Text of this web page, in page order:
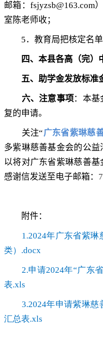
邮箱： fsjyzsb@163.com
室陈老师收；
5．教育局把核定名
四、本县各高（完）
五、助学金发放标准
六、注意事项：本
复的申请。
关注“广东省紫琳慈
多紫琳慈善基金会的公
以将对广东省紫琳慈善
感谢信发送至电子邮箱：
附件：
1.2024年广东省紫琳
类）.docx
2.申请2024年“广东省
表.xls
3.2024年申请紫琳慈
汇总表.xls